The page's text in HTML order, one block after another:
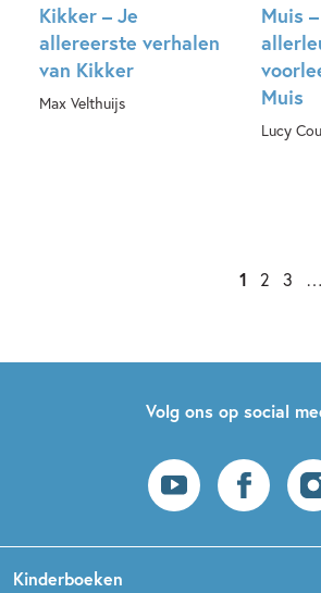
Kikker – Je
allereerste verhalen
van Kikker
Max Velthuijs
Muis
Muis
Lucy
1 2 3 …
Volg ons op social
Kinderboeken